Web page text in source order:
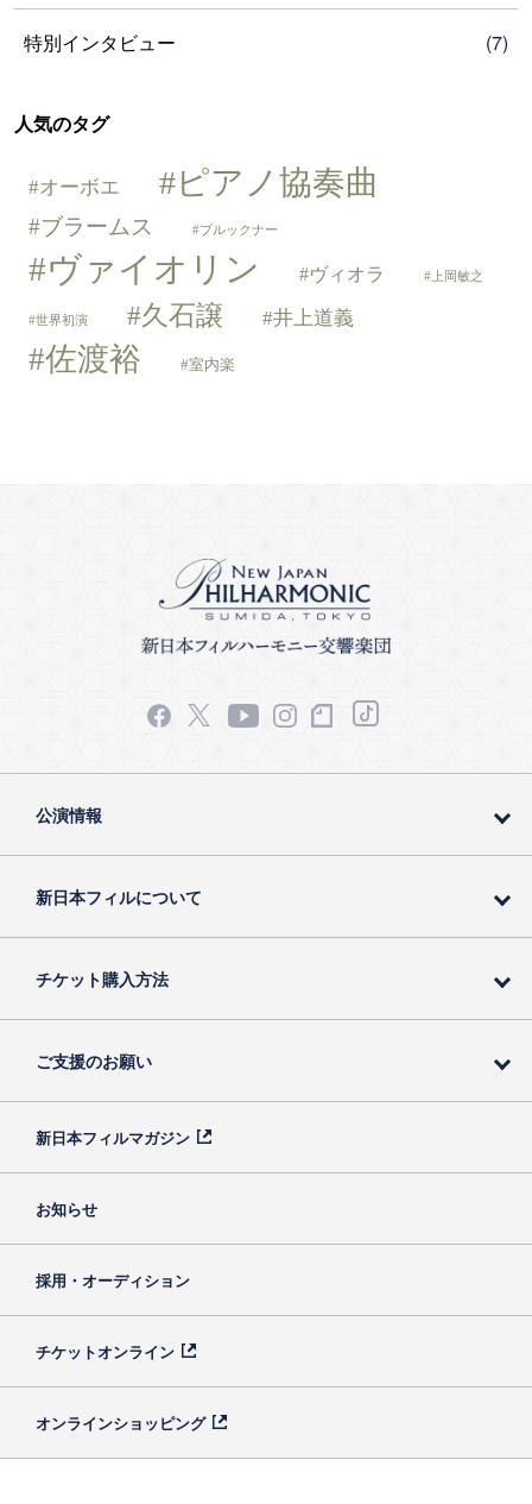
特別インタビュー (7)
人気のタグ
オーボエ ピアノ協奏曲
ブラームス ブルックナー
ヴァイオリン ヴィオラ 上岡敏之
世界初演 久石譲 井上道義
佐渡裕 室内楽
公演情報
新日本フィルについて
チケット購入方法
ご支援のお願い
新日本フィルマガジン
お知らせ
採用・オーディション
チケットオンライン
オンラインショッピング